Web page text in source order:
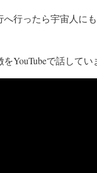
へ行ったら宇宙人に
YouTubeで話してい